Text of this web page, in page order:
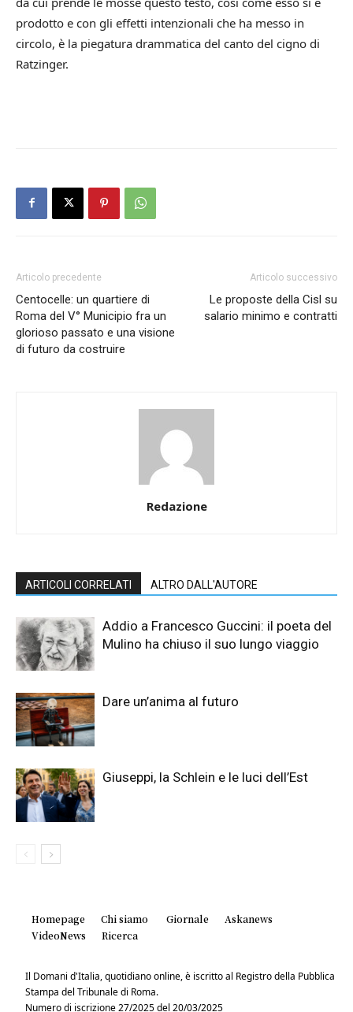
prodotto e con gli effetti intenzionali che ha messo in
circolo, è la piegatura drammatica del canto del cigno di
Ratzinger.
Articolo precedente
Centocelle: un quartiere di
Roma del V° Municipio fra un
glorioso passato e una visione
di futuro da costruire
Articolo successivo
Le proposte della Cisl su
salario minimo e contratti
Redazione
ARTICOLI CORRELATI ALTRO DALL'AUTORE
Addio a Francesco Guccini: il poeta del
Mulino ha chiuso il suo lungo viaggio
Dare un’anima al futuro
Giuseppi, la Schlein e le luci dell’Est
Homepage Chi siamo Giornale
Askanews
VideoNews
Ricerca
Il Domani d'Italia, quotidiano online, è iscritto al Registro della Pubblica
Stampa del Tribunale di Roma.
Numero di iscrizione 27/2025 del 20/03/2025